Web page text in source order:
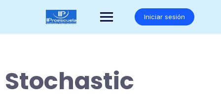
Iniciar sesión
Stochastic